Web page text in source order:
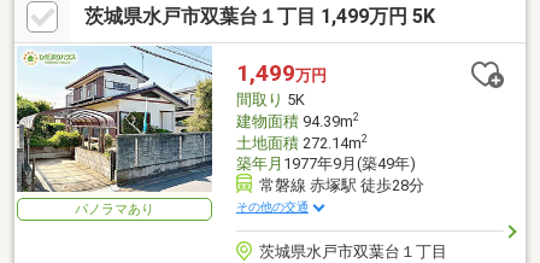
茨城県水戸市双葉台１丁目 1,499万円 5K
パノラマあり
1,499万円
間取り 5K
建物面積94.39m2
土地面積272.14m2
築年月 1977年9月(築49年)
常磐線 赤塚駅 徒歩28分
その他の交通
茨城県水戸市双葉台１丁目